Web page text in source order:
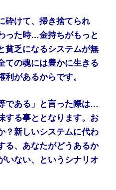
砕けて、掃き捨てられ
った時…金持ちがもっと
貧乏になるシステムが無
ての魂には豊かに生きる
利があるからです。
である」と言った際は…
する事ととなります。お
？新しいシステムに代わ
る、あなたがどうあるか
いない、というシナリオ